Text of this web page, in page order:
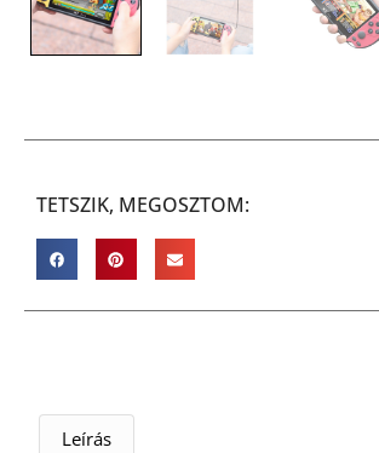
TETSZIK, MEGOSZTOM:
Leírás